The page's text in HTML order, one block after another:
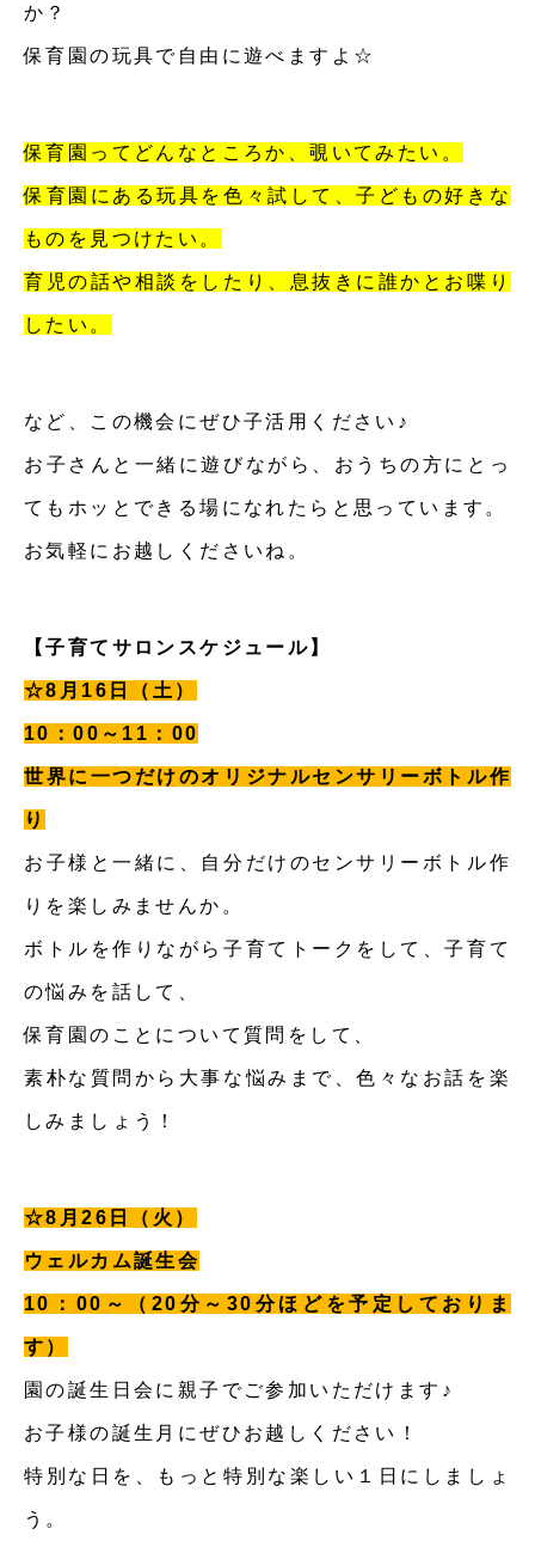
か？
保育園の玩具で自由に遊べますよ☆
保育園ってどんなところか、覗いてみたい。
保育園にある玩具を色々試して、子どもの好きな
ものを見つけたい。
育児の話や相談をしたり、息抜きに誰かとお喋り
したい。
など、この機会にぜひ子活用ください♪
お子さんと一緒に遊びながら、おうちの方にとっ
てもホッとできる場になれたらと思っています。
お気軽にお越しくださいね。
【子育てサロンスケジュール】
☆8月16日（土）
10：00～11：00
世界に一つだけのオリジナルセンサリーボトル作
り
お子様と一緒に、自分だけのセンサリーボトル作
りを楽しみませんか。
ボトルを作りながら子育てトークをして、子育て
の悩みを話して、
保育園のことについて質問をして、
素朴な質問から大事な悩みまで、色々なお話を楽
しみましょう！
☆8月26日（火）
ウェルカム誕生会
10：00～（20分～30分ほどを予定しておりま
す）
園の誕生日会に親子でご参加いただけます♪
お子様の誕生月にぜひお越しください！
特別な日を、もっと特別な楽しい１日にしましょ
う。